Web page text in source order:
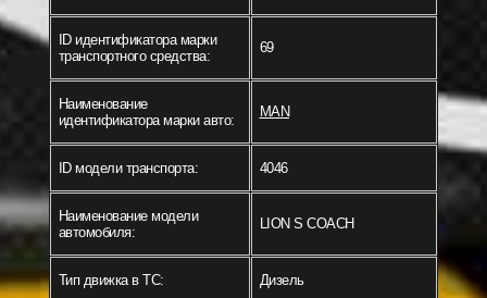
ID идентификатора марки
транспортного средства:
69
Наименование
идентификатора марки авто:
MAN
ID модели транспорта: 4046
Наименование модели
автомобиля:
LION S COACH
Тип движка в ТС: Дизель